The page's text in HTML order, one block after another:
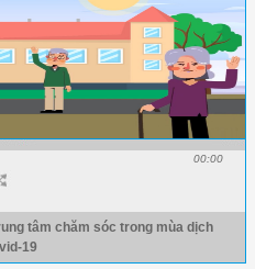
00:00
tâm chăm sóc trong mùa dịch
19